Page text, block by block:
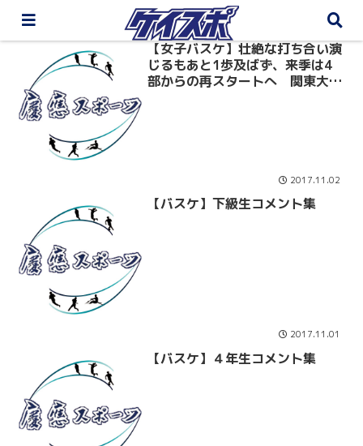
【女子バスケ】壮絶な打ち合い演
じるもあと1歩及ばず、来季は4
部からの再スタートへ 関東大学
2017.11.02
【バスケ】下級生コメント集
2017.11.01
【バスケ】４年生コメント集